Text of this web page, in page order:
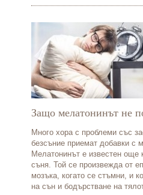
Защо мелатонинът не
Много хора с проблеми със
безсъние приемат добавки с
Мелатонинът е известен още
съня. Той се произвежда от
мозъка, когато се стъмни, и
на сън и бодърстване на